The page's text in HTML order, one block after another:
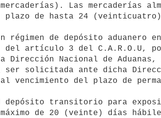
plazo de hasta 24
artículo 3 del C.A.R.O.U,
Nacional de Aduanas,
ser solicitada ante dicha
del plazo de
máximo de 20 (veinte) días